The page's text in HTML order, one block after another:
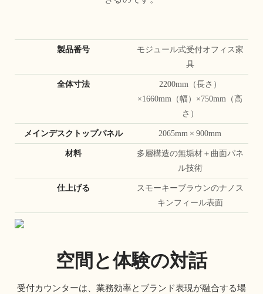
製品番号
モジュール式受付オフィス家
具
全体寸法
2200mm（長さ）
×1660mm（幅）×750mm（高
さ）
メインデスクトップパネル 2065mm × 900mm
材料
多層構造の無垢材＋曲面パネ
ル技術
仕上げる
スモーキーブラウンのナノス
キンフィール表面
空間と体験の対話
受付カウンターは、業務効率とブランド表現が融合する場